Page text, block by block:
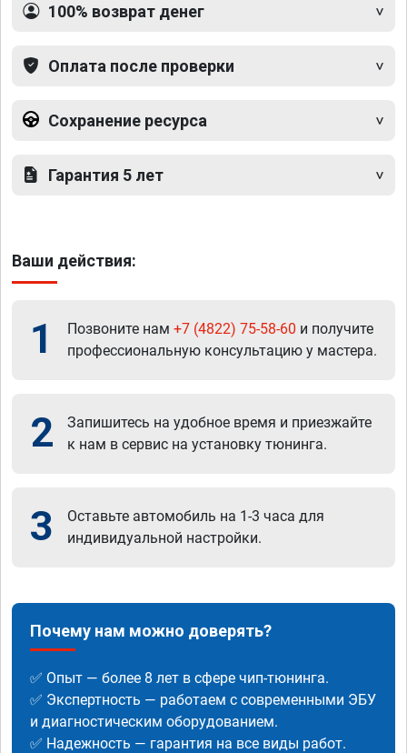
100% возврат денег
Оплата после проверки
Сохранение ресурса
Гарантия 5 лет
Ваши действия:
1 Позвоните нам +7 (4822) 75-58-60 и получите
профессиональную консультацию у мастера.
2
Запишитесь на удобное время и приезжайте
к нам в сервис на установку тюнинга.
3
Оставьте автомобиль на 1-3 часа для
индивидуальной настройки.
Почему нам можно доверять?
✅ Опыт — более 8 лет в сфере чип-тюнинга.
✅ Экспертность — работаем с современными ЭБУ
и диагностическим оборудованием.
✅ Надежность — гарантия на все виды работ.